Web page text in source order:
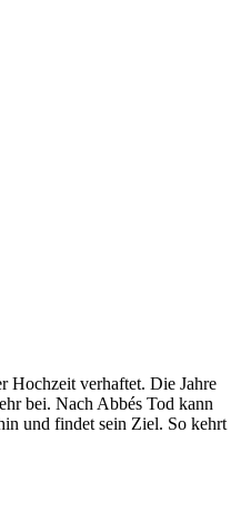
Hochzeit verhaftet. Die Jahre
bei. Nach Abbés Tod kann
und findet sein Ziel. So kehrt